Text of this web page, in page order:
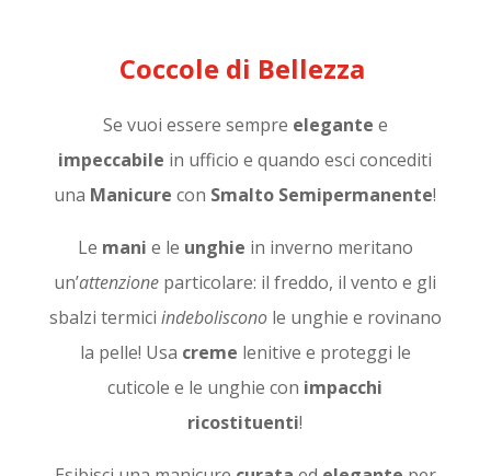
Coccole di Bellezza
Se vuoi essere sempre elegante e
impeccabile in ufficio e quando esci concediti
una Manicure con Smalto Semipermanente!
Le mani e le unghie in inverno meritano
un’attenzione particolare: il freddo, il vento e gli
sbalzi termici indebolisconole unghie e rovinano
la pelle! Usa creme lenitive e proteggi le
cuticole e le unghie con impacchi
ricostituenti!